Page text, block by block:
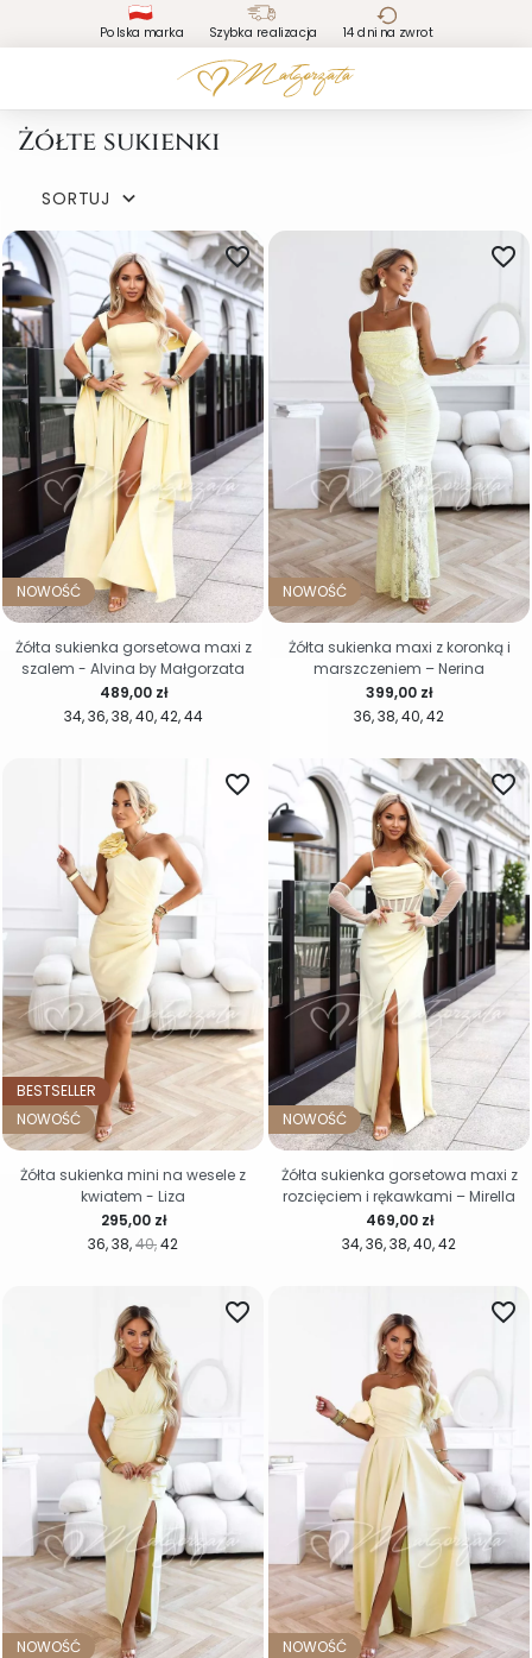
Polska marka Szybka realizacja 14 dni na zwrot
Żółte sukienki
SORTUJ 
NOWOŚĆ
34 36 38 40 42 44
favorite_border
Cena
489,00 zł
Żółta sukienka gorsetowa maxi z
szalem - Alvina by Małgorzata
NOWOŚĆ
36 38 40 42
favorite_border
Cena
399,00 zł
Żółta sukienka maxi z koronką i
marszczeniem – Nerina
BESTSELLER
NOWOŚĆ
36 38 40 42
favorite_border
Cena
295,00 zł
Żółta sukienka mini na wesele z
kwiatem - Liza
NOWOŚĆ
34 36 38 40 42
favorite_border
Cena
469,00 zł
Żółta sukienka gorsetowa maxi z
rozcięciem i rękawkami – Mirella
NOWOŚĆ
favorite_border
NOWOŚĆ
favorite_border